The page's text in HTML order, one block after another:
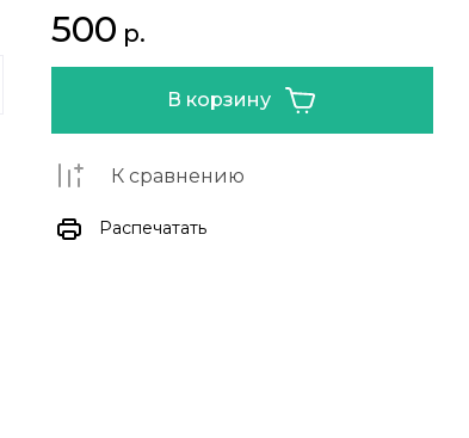
500 р.
В корзину
К сравнению
Распечатать